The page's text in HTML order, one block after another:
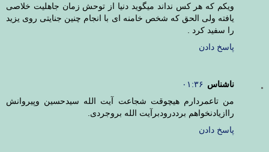
ویکم که هر کس نداند میگوید دنیا از توحش زمان جاهلیت خلاصی
یافته ولی الحق که شخص خامنه ای با انجام چنین جنایتی روی یزید
را سفید کرد .
پاسخ دادن
ناشناس ۰۱:۳۶
من تاعمردارم هیچوقت شجاعت آیت الله سیدحسین وپیروانش
راازیادنخواهم برددرودبرآیت الله بروجردی.
پاسخ دادن